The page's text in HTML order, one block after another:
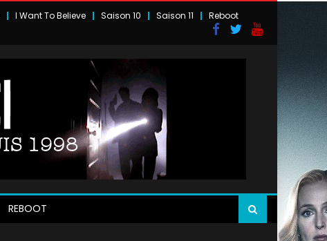
I Want To Believe Saison 10 Saison 11 Reboot
REBOOT